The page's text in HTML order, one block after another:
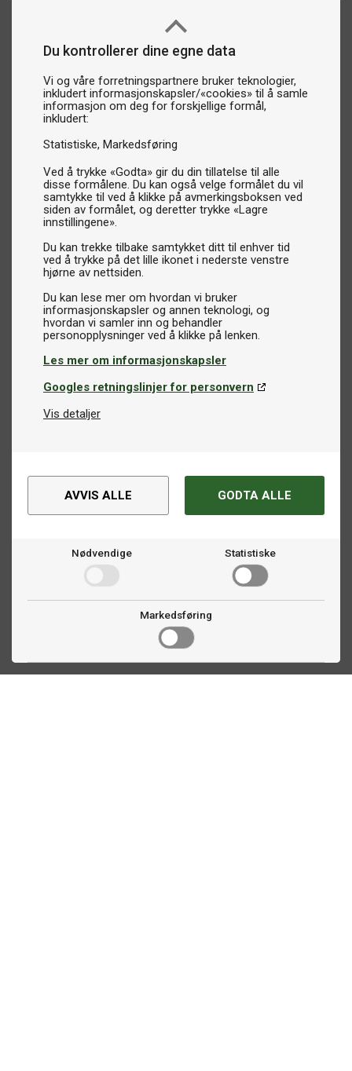
Du kontrollerer dine egne data
Vi og våre forretningspartnere bruker teknologier,
inkludert informasjonskapsler/«cookies» til å samle
informasjon om deg for forskjellige formål,
inkludert:
Statistiske Markedsføring
Ved å trykke «Godta» gir du din tillatelse til alle
disse formålene. Du kan også velge formålet du vil
samtykke til ved å klikke på avmerkingsboksen ved
siden av formålet, og deretter trykke «Lagre
innstillingene».
Du kan trekke tilbake samtykket ditt til enhver tid
ved å trykke på det lille ikonet i nederste venstre
hjørne av nettsiden.
Du kan lese mer om hvordan vi bruker
informasjonskapsler og annen teknologi, og
hvordan vi samler inn og behandler
Les mer om informasjonskapsler
Googles retningslinjer for personvern
Vis detaljer
AVVIS ALLE GODTA ALLE
Nødvendige Statistiske
Markedsføring